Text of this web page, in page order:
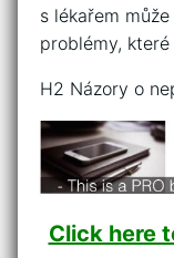
s lékařem
problémy,
H2 Názory o
Click here